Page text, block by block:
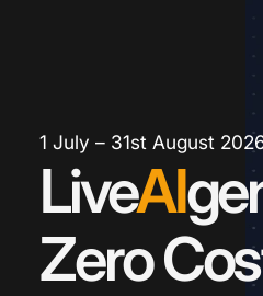
1 July – 31st August
LiveAI
Zero